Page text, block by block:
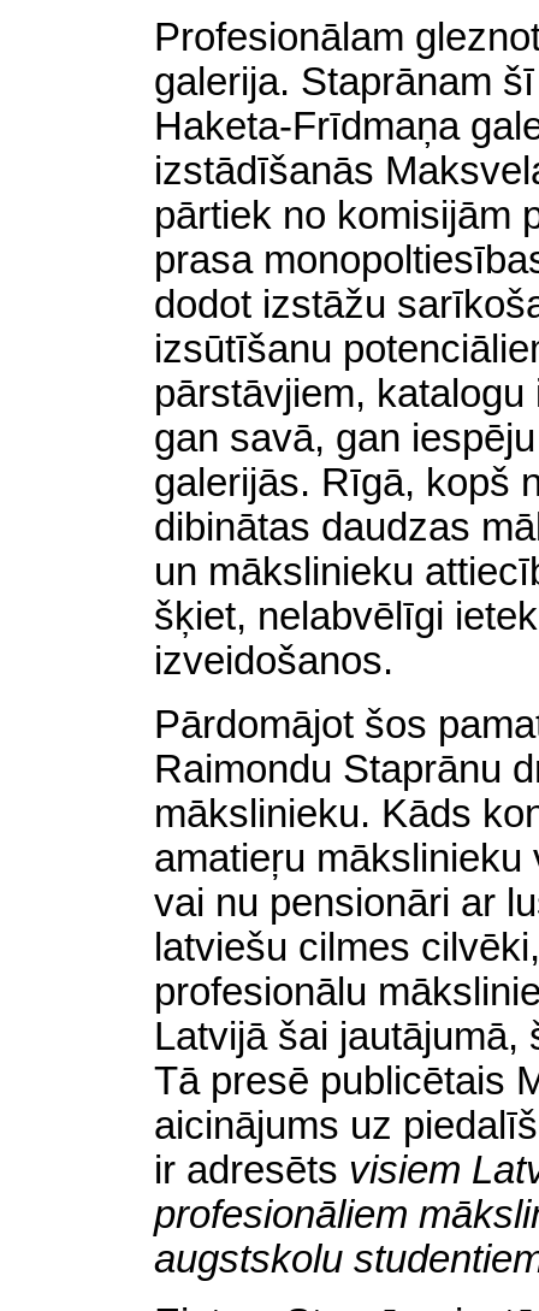
Profesionālam
galerija. Staprānam
Haketa-Frīdmaņa
izstādīšanās
pārtiek no komisijām
prasa
dodot izstāžu
izsūtīšanu
pārstāvjiem,
gan savā, gan
galerijās. Rīgā, kopš
dibinātas daudzas
un mākslinieku
šķiet, nelabvēlīgi
izveidošanos.
Pārdomājot šos
Raimondu Staprānu
mākslinieku. Kāds
amatieŗu
vai nu pensionāri ar
latviešu cilmes
profesionālu
Latvijā šai
Tā presē publicētais
aicinājums uz
ir adresēts visiem
profesionāliem
augstskolu